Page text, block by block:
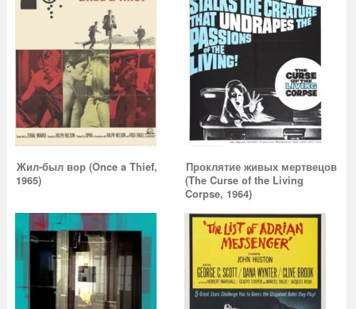
Жил-был вор (Once a Thief,
1965)
Проклятие живых мертвецов
(The Curse of the Living
Corpse, 1964)